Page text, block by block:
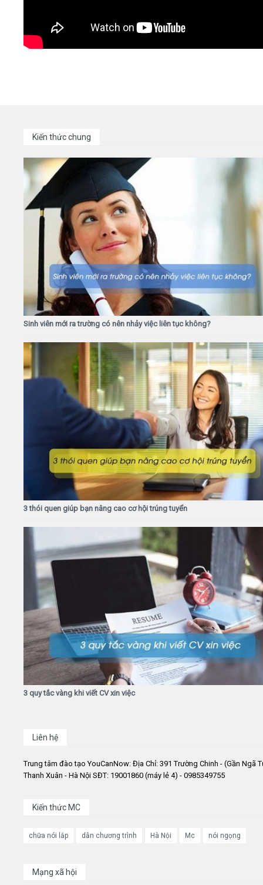
Kiến thức chung
Sinh viên mới ra trường có nên nhảy việc liên tục không?
3 thói quen giúp bạn nâng cao cơ hội trúng tuyển
3 quy tắc vàng khi viết CV xin việc
Liên hệ
Trung tâm đào tạo YouCanNow: Địa Chỉ: 391 Trường Chinh - (Gần Ngã
Thanh Xuân - Hà Nội SĐT: 19001860 (máy lẻ 4) - 0985349755
Kiến thức MC
chữa nói lắp dẫn chương trình Hà Nội Mc nói ngọng
Mạng xã hội